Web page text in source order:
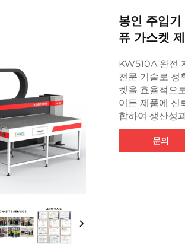
봉인 주입
퓨 가스켓
KW510A 완전
전문 기술로 정
켓을 효율적으
이든 제품에 신
합하여 생산성
문의